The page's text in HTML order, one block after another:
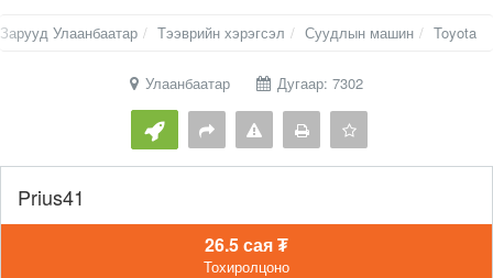
Зарууд Улаанбаатар Тээврийн хэрэгсэл Суудлын машин Toyota
Улаанбаатар Дугаар: 7302
Prius41
26.5 сая ₮
Тохиролцоно